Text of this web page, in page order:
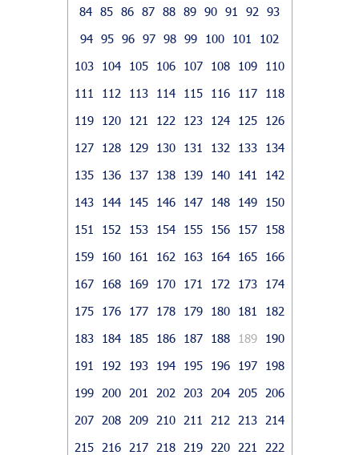
84 85 86 87 88 89 90 91 92
93
94 95 96 97 98 99 100 101
102
103
104 105 106 107 108 109
110
111
112 113 114 115 116 117
118
119
120 121 122 123 124 125
126
127
128 129 130 131 132 133
134
135
136 137 138 139 140 141
142
143
144 145 146 147 148 149
150
151
152 153 154 155 156 157
158
159
160 161 162 163 164 165
166
167
168 169 170 171 172 173
174
175
176 177 178 179 180 181
182
183
184 185 186 187 188 189
190
191
192 193 194 195 196 197
198
199
200 201 202 203 204 205
206
207
208 209 210 211 212 213
214
215
216 217 218 219 220 221
222